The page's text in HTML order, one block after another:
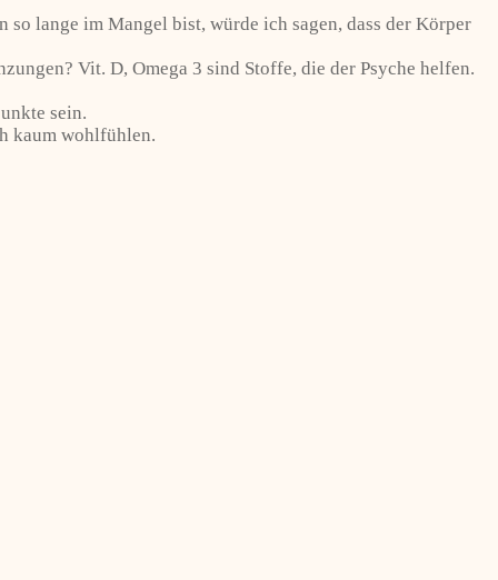
lange im Mangel bist, würde ich sagen, dass der Körper
Vit. D, Omega 3 sind Stoffe, die der Psyche helfen.
sein.
kaum wohlfühlen.